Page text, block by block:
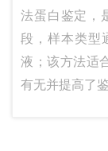
法蛋白鉴定，
段，样本类型
液；该方法适
有无并提高了